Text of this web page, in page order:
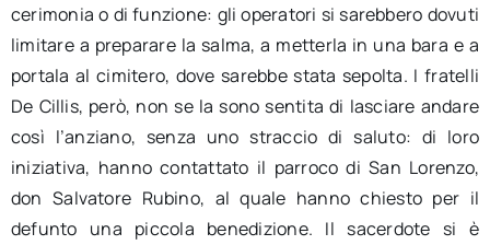
cerimonia o di funzione: gli operatori si sarebbero dovuti
limitare a preparare la salma, a metterla in una bara e a
portala al cimitero, dove sarebbe stata sepolta. I fratelli
De Cillis, però, non se la sono sentita di lasciare andare
così l’anziano, senza uno straccio di saluto: di loro
iniziativa, hanno contattato il parroco di San Lorenzo,
don Salvatore Rubino, al quale hanno chiesto per il
defunto una piccola benedizione. Il sacerdote si è